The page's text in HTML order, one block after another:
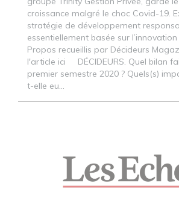
croissance malgré le choc Covid-19.
stratégie de développement
essentiellement basée sur
Propos recueillis par Décideurs
l'article ici DÉCIDEURS. Quel bilan
premier semestre 2020 ? Quels(s)
t-elle eu...